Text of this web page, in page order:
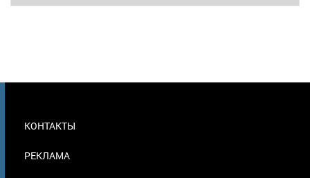
В
КОНТАКТЫ
РЕКЛАМА